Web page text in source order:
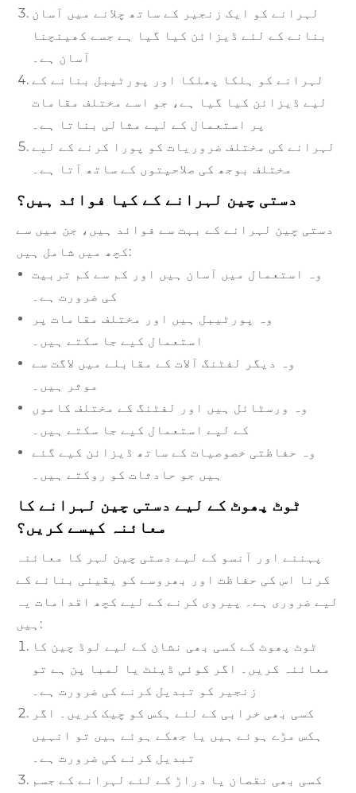
لہرانے کو ایک زنجیر کے ساتھ چلانے میں آسان
بنانے کے لئے ڈیزائن کیا گیا ہے جسے کھینچنا
آسان ہے۔
لہرانے کو ہلکا پھلکا اور پورٹیبل بنانے کے
لیے ڈیزائن کیا گیا ہے، جو اسے مختلف مقامات
پر استعمال کے لیے مثالی بناتا ہے۔
لہرانے کی مختلف ضروریات کو پورا کرنے کے لیے
مختلف بوجھ کی صلاحیتوں کے ساتھ آتا ہے۔
دستی چین لہرانے کے کیا فوائد ہیں؟
دستی چین لہرانے کے بہت سے فوائد ہیں، جن میں سے
کچھ میں شامل ہیں:
وہ استعمال میں آسان ہیں اور کم سے کم تربیت
کی ضرورت ہے۔
وہ پورٹیبل ہیں اور مختلف مقامات پر
استعمال کیے جا سکتے ہیں۔
وہ دیگر لفٹنگ آلات کے مقابلے میں لاگت سے
موثر ہیں۔
وہ ورسٹائل ہیں اور لفٹنگ کے مختلف کاموں
کے لیے استعمال کیے جا سکتے ہیں۔
وہ حفاظتی خصوصیات کے ساتھ ڈیزائن کیے گئے
ہیں جو حادثات کو روکتے ہیں۔
ٹوٹ پھوٹ کے لیے دستی چین لہرانے کا
معائنہ کیسے کریں؟
پہننے اور آنسو کے لیے دستی چین لہر کا معائنہ
کرنا اس کی حفاظت اور بھروسے کو یقینی بنانے کے
لیے ضروری ہے۔ پیروی کرنے کے لیے کچھ اقدامات یہ
ہیں:
ٹوٹ پھوٹ کے کسی بھی نشان کے لیے لوڈ چین کا
معائنہ کریں۔ اگر کوئی ڈینٹ یا لمبا پن ہے تو
زنجیر کو تبدیل کرنے کی ضرورت ہے۔
کسی بھی خرابی کے لئے ہکس کو چیک کریں۔ اگر
ہکس مڑے ہوئے ہیں یا جھکے ہوئے ہیں تو انہیں
تبدیل کرنے کی ضرورت ہے۔
کسی بھی نقصان یا دراڑ کے لئے لہرانے کے جسم